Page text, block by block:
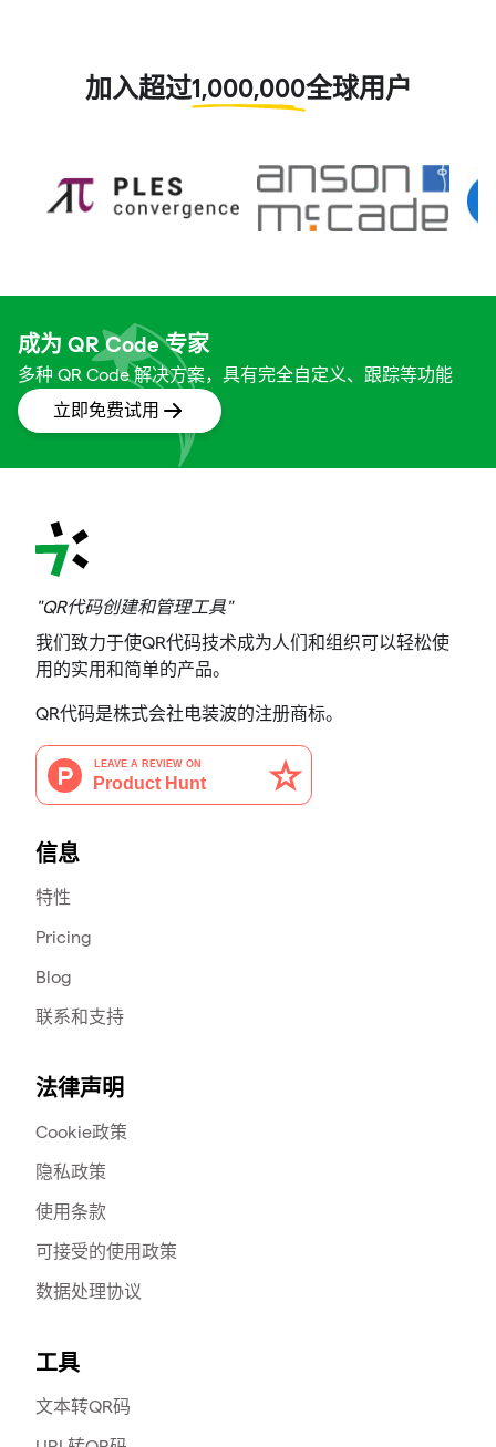
加入超过1,000,000全球用户
成为 QR Code 专家
多种 QR Code 解决方案，具有完全自定义、跟踪等功能
立即免费试用
"QR代码创建和管理工具"
我们致力于使QR代码技术成为人们和组织可以轻松使
用的实用和简单的产品。
QR代码是株式会社电装波的注册商标。
信息
特性
Pricing
Blog
联系和支持
法律声明
Cookie政策
隐私政策
使用条款
可接受的使用政策
数据处理协议
工具
文本转QR码